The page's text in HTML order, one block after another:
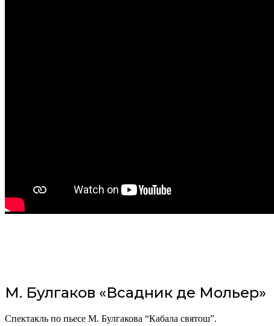
М. Булгаков «Всадник де Мольер»
Спектакль по пьесе М. Булгакова “Кабала святош”.